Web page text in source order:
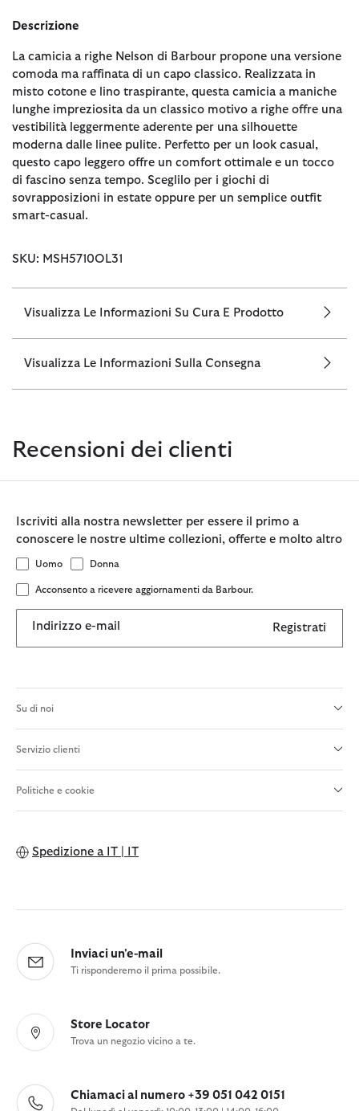
Descrizione
La camicia a righe Nelson di Barbour propone una versione
comoda ma raffinata di un capo classico. Realizzata in
misto cotone e lino traspirante, questa camicia a maniche
lunghe impreziosita da un classico motivo a righe offre una
vestibilità leggermente aderente per una silhouette
moderna dalle linee pulite. Perfetto per un look casual,
questo capo leggero offre un comfort ottimale e un tocco
di fascino senza tempo. Sceglilo per i giochi di
sovrapposizioni in estate oppure per un semplice outfit
smart-casual.
SKU: MSH5710OL31
Visualizza Le Informazioni Su Cura E Prodotto
Visualizza Le Informazioni Sulla Consegna
Recensioni dei clienti
Iscriviti alla nostra newsletter per essere il primo a
conoscere le nostre ultime collezioni, offerte e molto altro
Uomo Donna
Acconsento a ricevere aggiornamenti da Barbour.
Indirizzo e-mail Registrati
Su di noi
Servizio clienti
Politiche e cookie
Spedizione a IT | IT
Inviaci un'e-mail
Ti risponderemo il prima possibile.
Store Locator
Trova un negozio vicino a te.
Chiamaci al numero +39 051 042 0151